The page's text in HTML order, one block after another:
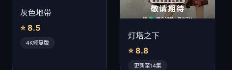
灰色地带
⭐ 8.5
4K修复版
灯塔之下
⭐ 8.8
更新至14集